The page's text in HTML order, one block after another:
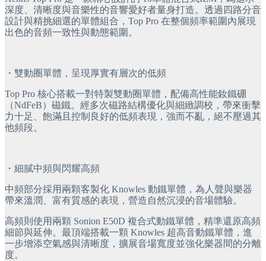
深度、清晰度與音樂性的音響愛好者量身打造。透過四路分音
設計與精挑細選的單體組合，Top Pro 在整個頻率範圍內展現
出色的音頻一致性與動態範圍。
・雙動圈單體，呈現厚實有層次的低頻
Top Pro 核心搭載一對特製雙動圈單體，配備高性能釹鐵硼
（NdFeB）磁鐵。經多次磁路結構優化與細緻調校，帶來衝擊
力十足、飽滿且控制良好的低頻表現，強而不亂，絕不壓過其
他頻段。
・細膩中頻與閃耀高頻
中頻部分採用兩顆客製化 Knowles 動鐵單體，為人聲與樂器
帶來溫潤、富有質感的表現，營造自然沉浸的音場體驗。
高頻則使用兩顆 Sonion E50D 複合式動鐵單體，精準還原高頻
細節與延伸。最頂端搭載一顆 Knowles 超高音動鐵單體，進
一步增添空氣感與清晰度，擴展音場寬度並強化樂器間的分離
度。